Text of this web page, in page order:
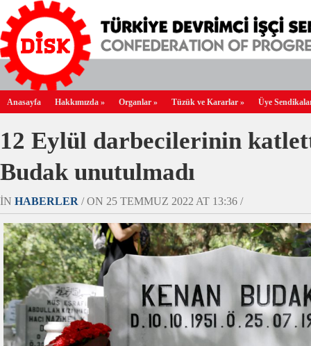
Anasayfa Hakkımızda » Organlar » Tüzük ve Kararlar » Üye
12 Eylül darbecilerinin
Budak unutulmadı
IN HABERLER / ON 25 TEMMUZ 2022 AT 13:36 /